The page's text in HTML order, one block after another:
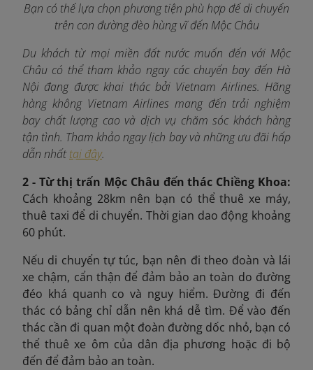
Bạn có thể lựa chọn phương tiện phù hợp để di chuyển
trên con đường đèo hùng vĩ đến Mộc Châu
Du khách từ mọi miền đất nước muốn đến với Mộc
Châu có thể tham khảo ngay các chuyến bay đến Hà
Nội đang được khai thác bởi Vietnam Airlines. Hãng
hàng không Vietnam Airlines mang đến trải nghiệm
bay chất lượng cao và dịch vụ chăm sóc khách hàng
tận tình. Tham khảo ngay lịch bay và những ưu đãi hấp
dẫn nhất tại đây.
2 - Từ thị trấn Mộc Châu đến thác Chiềng Khoa:
Cách khoảng 28km nên bạn có thể thuê xe máy,
thuê taxi để di chuyển. Thời gian dao động khoảng
60 phút.
Nếu di chuyển tự túc, bạn nên đi theo đoàn và lái
xe chậm, cẩn thận để đảm bảo an toàn do đường
đéo khá quanh co và nguy hiểm. Đường đi đến
thác có bảng chỉ dẫn nên khá dễ tìm. Để vào đến
thác cần đi quan một đoàn đường dốc nhỏ, bạn có
thể thuê xe ôm của dân địa phương hoặc đi bộ
đến để đảm bảo an toàn.